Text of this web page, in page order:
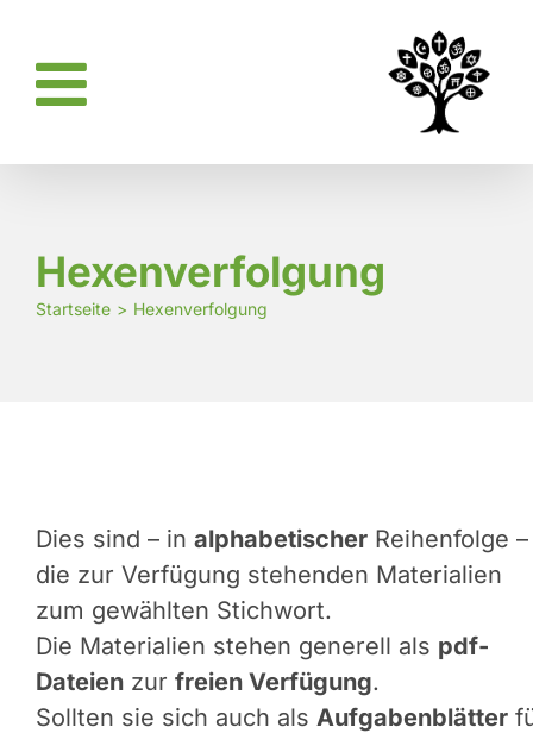
springen
Hexenverfolgung
Startseite Hexenverfolgung
Dies sind – in alphabetischer Reihenfolge –
die zur Verfügung stehenden Materialien
zum gewählten Stichwort.
Die Materialien stehen generell als pdf-
Dateien zur freien Verfügung.
Sollten sie sich auch als Aufgabenblätter